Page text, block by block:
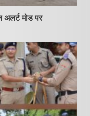
अलर्ट मोड पर